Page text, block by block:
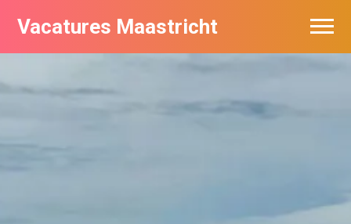
Vacatures Maastricht
Vacatures per bedrijf in Maastricht
De populairste vacatures in Maastricht